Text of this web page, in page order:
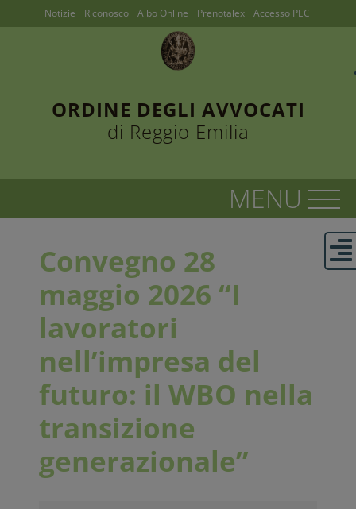
ORDINE DEGLI AVVOCATI
di Reggio Emilia
Notizie Riconosco Albo Online Prenotalex Accesso PEC
Convegno 28
maggio 2026 “I
lavoratori
nell’impresa del
futuro: il WBO nella
transizione
generazionale”